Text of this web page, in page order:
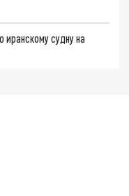
иранскому судну на